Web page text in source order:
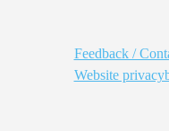
Feedback /
Website